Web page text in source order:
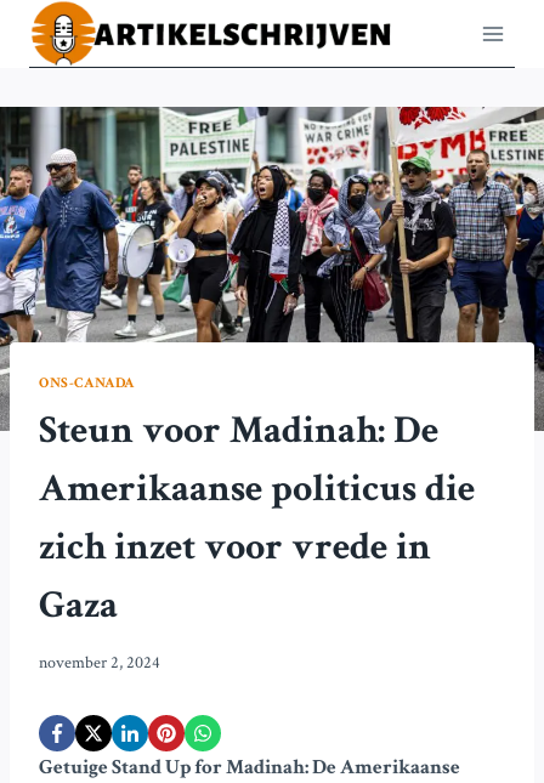
Doorgaan
naar
ONS-CANADA
Steun voor Madinah: De
Amerikaanse politicus die
zich inzet voor vrede in
Gaza
november 2, 2024
Getuige Stand Up for Madinah: De Amerikaanse